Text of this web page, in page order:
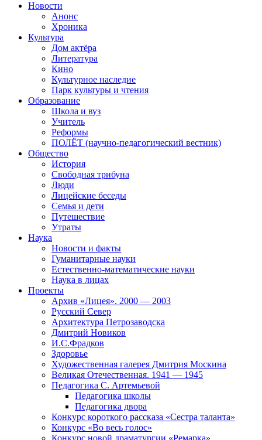
Новости
Анонс
Хроника
Культура
Дом актёра
Литература
Кино
Культурное наследие
Парк культуры и чтения
Образование
Школа и вуз
Учитель
Реформы
ПОЛЁТ (научно-педагогический вестник)
Общество
История
Свободная трибуна
Люди
Лицейские беседы
Семья и дети
Путешествие
Утраты
Наука
Новости и факты
Гуманитарные науки
Естественно-математические науки
Наука в лицах
Проекты
Архив «Лицея». 2000 — 2003
Русский Север
Архитектура Петрозаводска
Дмитрий Новиков
И.С.Фрадков
Здоровье
Художественная галерея Дмитрия Москина
Великая Отечественная. 1941 — 1945
Педагогика С. Артемьевой
Педагогика школы
Педагогика двора
Конкурс короткого рассказа «Сестра таланта»
Конкурс «Во весь голос»